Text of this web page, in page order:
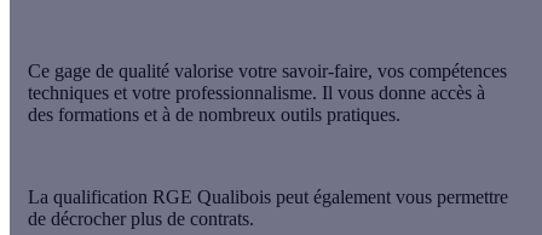
Ce gage de qualité valorise votre savoir-faire, vos compétences
techniques et votre professionnalisme. Il vous donne accès à
des formations et à de nombreux outils pratiques.
La qualification RGE Qualibois peut également vous permettre
de décrocher plus de contrats.